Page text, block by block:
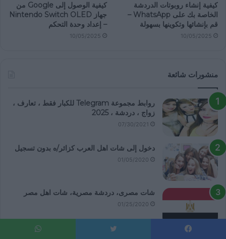
كيفية إنشاء روبوتات الدردشة
الخاصة بك على WhatsApp –
قم بإنشائها وتكوينها بسهولة
10/05/2025
كيفية الوصول إلى Google من
جهاز Nintendo Switch OLED
– إعداد وحدة التحكم
10/05/2025
منشورات شائعة
روابط مجموعة Telegram للكبار فقط ، تعارف ،
زواج ، دردشة ، 2025
07/30/2021
دخول إلى شات اهل العرب كزائر/ه بدون تسجيل
01/05/2020
شات مصرى، دردشة مصرية، شات اهل مصر
01/25/2020